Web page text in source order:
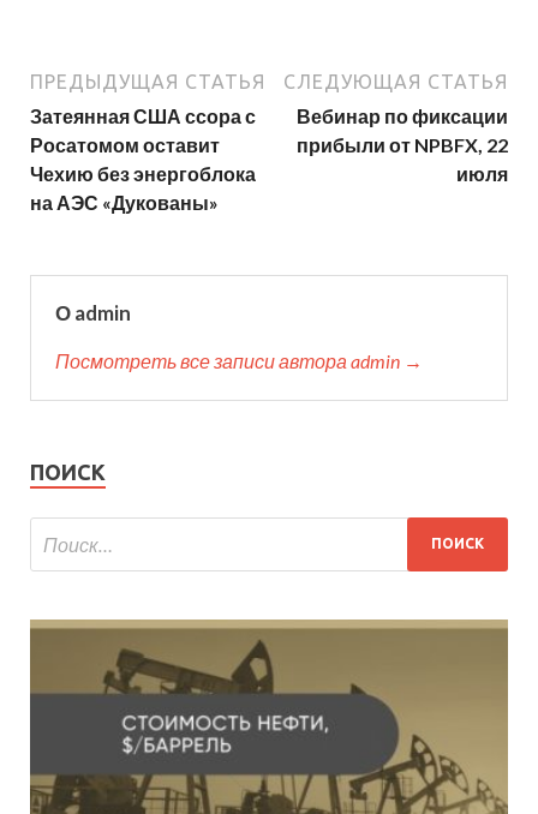
ПРЕДЫДУЩАЯ СТАТЬЯ
Затеянная США ссора с
Росатомом оставит
Чехию без энергоблока
на АЭС «Дукованы»
СЛЕДУЮЩАЯ СТАТЬЯ
Вебинар по фиксации
прибыли от NPBFX, 22
июля
О admin
Посмотреть все записи автора admin →
ПОИСК